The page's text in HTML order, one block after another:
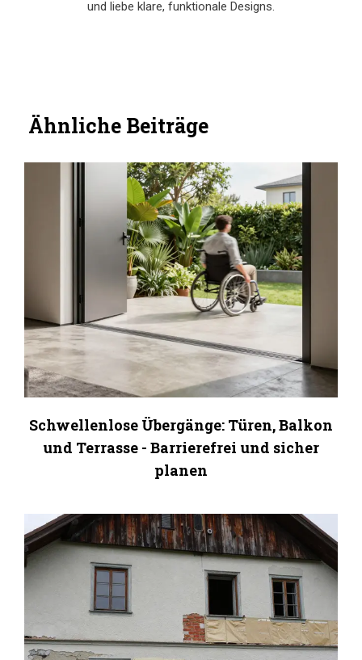
und liebe klare, funktionale Designs.
Ähnliche Beiträge
Schwellenlose Übergänge: Türen, Balkon
und Terrasse - Barrierefrei und sicher
planen